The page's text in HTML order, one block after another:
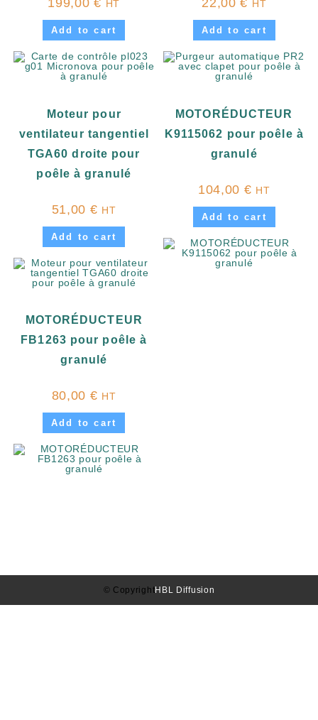
199,00€ HT
Add to cart
22,00€ HT
Add to cart
Moteur pour
ventilateur tangentiel
TGA60 droite pour
poêle à granulé
51,00 € HT
Add to cart
MOTORÉDUCTEUR
K9115062 pour poêle à
granulé
104,00 € HT
Add to cart
MOTORÉDUCTEUR
FB1263 pour poêle à
granulé
80,00 € HT
Add to cart
© CopyrightHBL Diffusion